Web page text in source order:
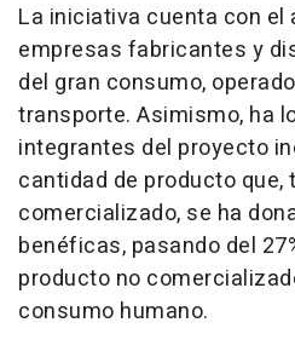
La iniciativa cuenta con el
empresas fabricantes y
del gran consumo,
transporte. Asimismo, ha
integrantes del proyecto
cantidad de producto que,
comercializado, se ha
benéficas, pasando del
producto no
consumo humano.